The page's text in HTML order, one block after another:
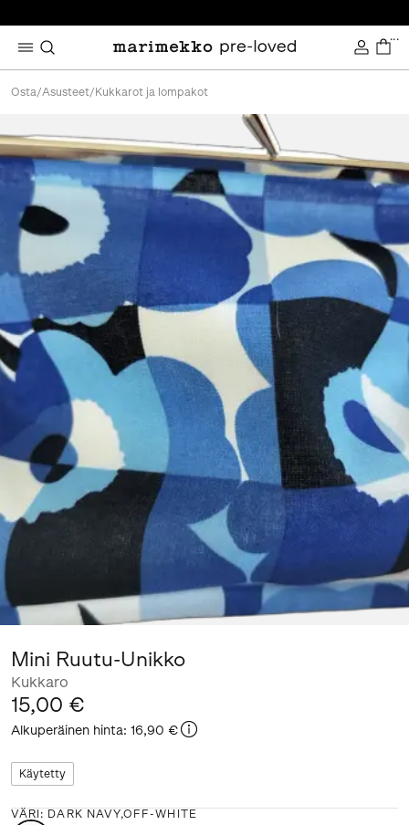
...
Osta/Asusteet/ Kukkarot ja lompakot
Mini Ruutu-Unikko
Kukkaro
15,00 €
Alkuperäinen hinta: 16,90 €
Käytetty
VÄRI : DARK NAVY,OFF-WHITE